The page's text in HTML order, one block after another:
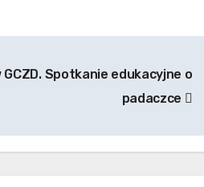
Spotkanie edukacyjne o
padaczce